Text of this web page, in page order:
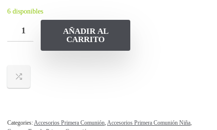
6 disponibles
AÑADIR AL
CARRITO
Categories:Accesorios Primera Comunión, Accesorios Primera Comunión Niña,